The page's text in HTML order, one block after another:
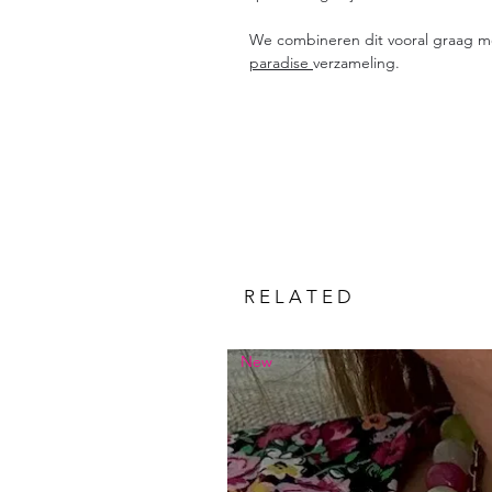
We combineren dit vooral graag
paradise verzameling.
R E L A T E D
New